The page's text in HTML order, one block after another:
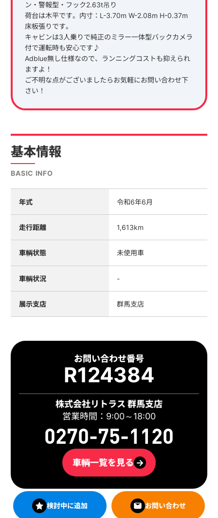
ン・警報型・フック2.63t吊り
荷台は木平です。内寸：L-3.70m W-2.08m H-0.37m
床板張りです。
キャビンは3人乗りで純正のミラー一体型バックカメラ
付で運転時も安心です♪
Adblue無し仕様なので、ランニングコストも抑えられ
ますよ！
ご不明な点がございましたらお気軽にお問い合わせ下
さい！
基本情報
BASIC INFO
年式 令和6年6月
走行距離 1,613km
車輌状態 未使用車
車輌状況 -
展示支店 群馬支店
お問い合わせ番号
R124384
株式会社リトラス 群馬支店
営業時間：9:00～18:00
0270-75-1120
車輌一覧を見る →
検討中に追加 お問い合わせ